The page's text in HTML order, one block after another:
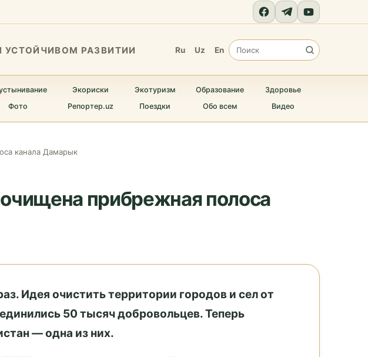
УСТОЙЧИВОМ РАЗВИТИИ Ru Uz En
Экориски Экотуризм Образование
Здоровье
Фото Репортер.uz Поездки Обо всем Видео
канала Дамарык
прибрежная полоса
Идея очистить территории городов и сел от
50 тысяч добровольцев. Теперь
— одна из них.